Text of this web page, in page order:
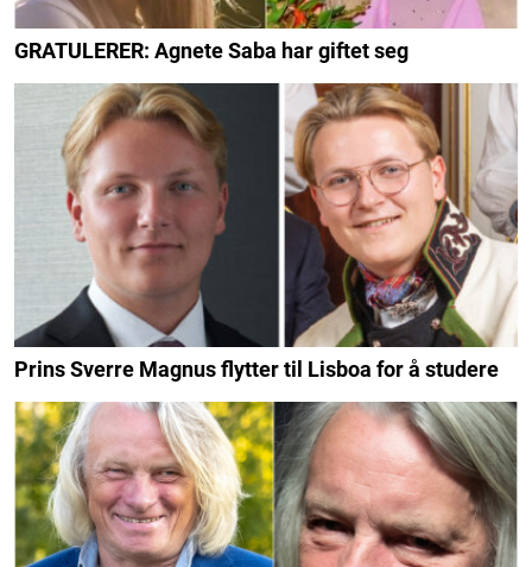
GRATULERER: Agnete Saba har giftet seg
Prins Sverre Magnus flytter til Lisboa for å studere